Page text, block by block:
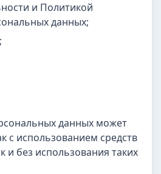
и Политикой
данных;
данных может
с использованием средств
и без использования таких